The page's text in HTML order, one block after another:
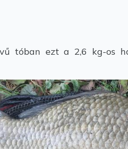
tóban ezt a 2,6 kg-os